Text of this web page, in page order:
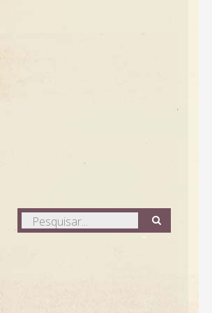
Pesquisar...
Pesquisa